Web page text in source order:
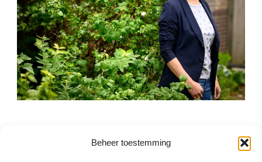
Beheer toestemming